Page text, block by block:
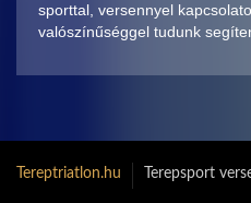
sporttal, versennyel
valószínűséggel tudunk
Tereptriatlon.hu Terepsport